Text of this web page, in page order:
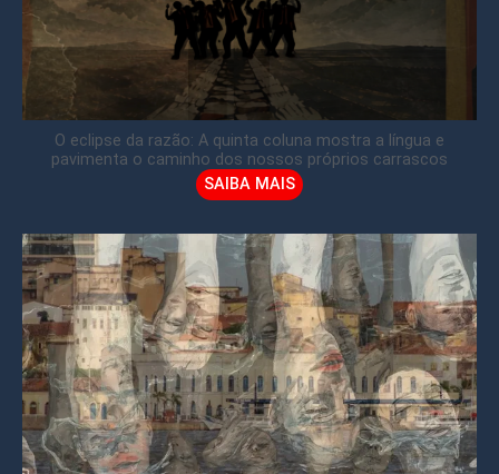
O eclipse da razão: A quinta coluna mostra a língua e
pavimenta o caminho dos nossos próprios carrascos
SAIBA MAIS